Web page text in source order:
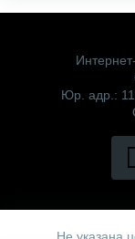
Не указана
Юр. адр.: